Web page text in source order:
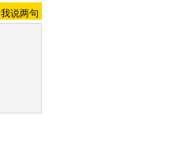
我说两句